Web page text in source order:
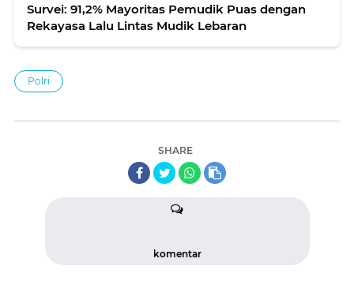
Survei: 91,2% Mayoritas Pemudik Puas dengan
Rekayasa Lalu Lintas Mudik Lebaran
Polri
SHARE
komentar